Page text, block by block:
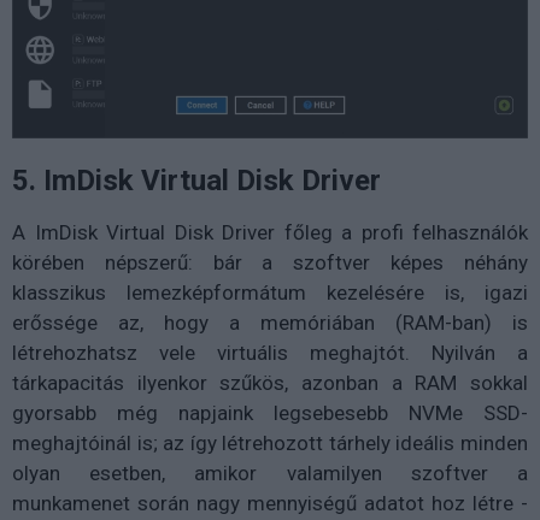
5. ImDisk Virtual Disk Driver
A ImDisk Virtual Disk Driver főleg a profi felhasználók
körében népszerű: bár a szoftver képes néhány
klasszikus lemezképformátum kezelésére is, igazi
erőssége az, hogy a memóriában (RAM-ban) is
létrehozhatsz vele virtuális meghajtót. Nyilván a
tárkapacitás ilyenkor szűkös, azonban a RAM sokkal
gyorsabb még napjaink legsebesebb NVMe SSD-
meghajtóinál is; az így létrehozott tárhely ideális minden
olyan esetben, amikor valamilyen szoftver a
munkamenet során nagy mennyiségű adatot hoz létre -